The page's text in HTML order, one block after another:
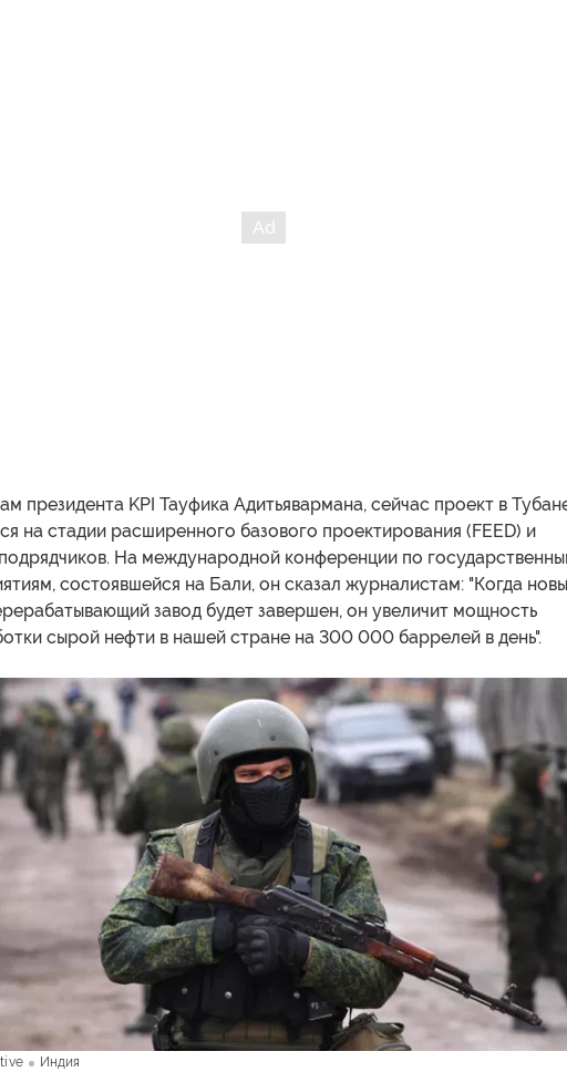
президента KPI Тауфика Адитьявармана, сейчас проект в
на стадии расширенного базового проектирования (FEED) и
На международной конференции по
состоявшейся на Бали, он сказал журналистам: "Когда
завод будет завершен, он увеличит мощность
сырой нефти в нашей стране на 300 000 баррелей в день".
Индия